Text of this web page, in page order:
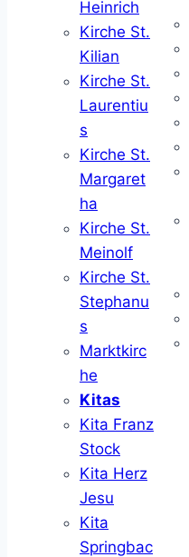
Heinrich
Kirche St.
Kilian
Kirche St.
Laurentiu
s
Kirche St.
Margaret
ha
Kirche St.
Meinolf
Kirche St.
Stephanu
s
Marktkirc
he
Kitas
Kita Franz
Stock
Kita Herz
Jesu
Kita
Springbac